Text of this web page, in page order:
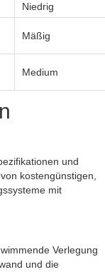
Niedrig
Mäßig
Medium
und
kostengünstigen,
mit
Verlegung
und die